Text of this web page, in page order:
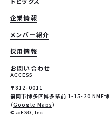
企業情報
メンバー紹介
採用情報
お問い合わせ
ACCESS
〒812-0011
福岡市博多区博多駅前 1-15-20 NMF
（Google Maps）
© aiESG, Inc.